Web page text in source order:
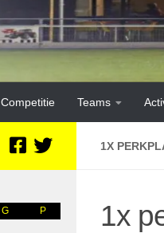
Competitie Teams
1X
1x
G P